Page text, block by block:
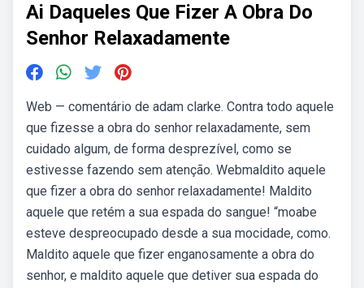
Ai Daqueles Que Fizer A Obra Do
Senhor Relaxadamente
Web — comentário de adam clarke. Contra todo aquele
que fizesse a obra do senhor relaxadamente, sem
cuidado algum, de forma desprezível, como se
estivesse fazendo sem atenção. Webmaldito aquele
que fizer a obra do senhor relaxadamente! Maldito
aquele que retém a sua espada do sangue! “moabe
esteve despreocupado desde a sua mocidade, como.
Maldito aquele que fizer enganosamente a obra do
senhor, e maldito aquele que detiver sua espada do